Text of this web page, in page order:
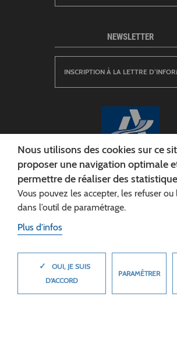
CONSEIL DÉPARTEMENTAL DE
Siège :
NEWSLETTER
INSCRIPTION À LA LETTRE
Nous utilisons des cookies sur ce
proposer une navigation optimale
permettre de réaliser des
Vous pouvez les accepter, les refuser
dans l’outil de paramétrage.
Plus d'infos
✓
OUI, JE SUIS
D'ACCORD
PARAMÈTRER
MASQUER